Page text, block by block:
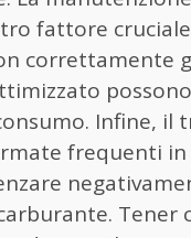
fattore
correttamente
possono
Infine, il
frequenti
Tener